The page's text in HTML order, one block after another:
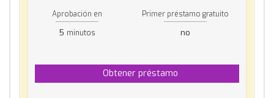
Aprobación en
5 minutos
Primer préstamo gratuito
no
Obtener préstamo